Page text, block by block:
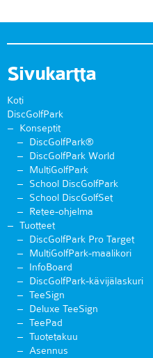
Sivukartta
Koti
DiscGolfPark
Konseptit
DiscGolfPark®
DiscGolfPark World
MultiGolfPark
School DiscGolfPark
School DiscGolfSet
Retee-ohjelma
Tuotteet
DiscGolfPark Pro Target
MultiGolfPark-maalikori
InfoBoard
DiscGolfPark-kävijälaskuri
TeeSign
Deluxe TeeSign
TeePad
Tuotetakuu
Asennus